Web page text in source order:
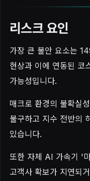
리스크 요인
가장 큰 불안 요소는
현상과 이에 연동된 코
가능성입니다.
매크로 환경의 불확실
불구하고 지수 전반의
있습니다.
또한 자체 AI 가속기 '
고객사 확보가 지연되